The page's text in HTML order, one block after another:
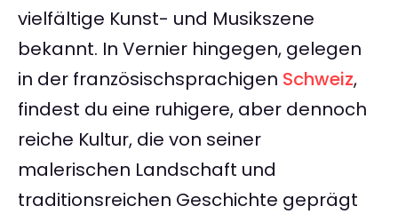
vielfältige Kunst- und Musikszene
bekannt. In Vernier hingegen, gelegen
in der französischsprachigen Schweiz,
findest du eine ruhigere, aber dennoch
reiche Kultur, die von seiner
malerischen Landschaft und
traditionsreichen Geschichte geprägt